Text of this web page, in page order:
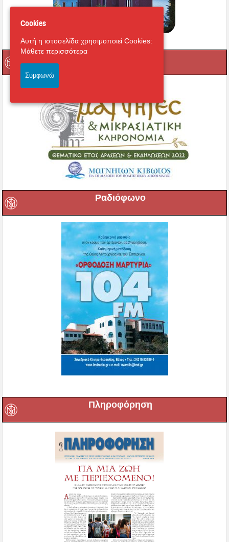
Μαγνήτων Κιβωτός
Ραδιόφωνο
Πληροφόρηση
Cookies
Αυτή η ιστοσελίδα χρησιμοποιεί Cookies:
Μάθετε περισσότερα
Συμφωνώ